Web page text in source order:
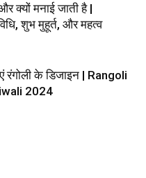
क्यों मनाई जाती है |
शुभ मुहूर्त, और महत्व
रंगोली के डिजाइन | Rangoli
2024